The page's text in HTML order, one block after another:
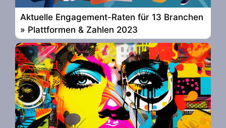
Aktuelle Engagement-Raten für 13 Branchen
» Plattformen & Zahlen 2023